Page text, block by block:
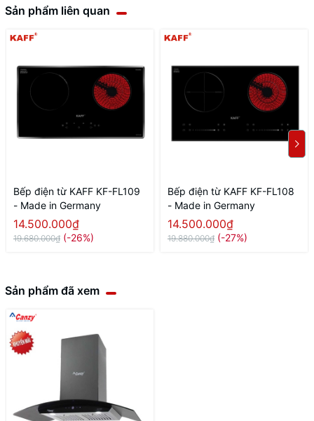
Sản phẩm liên quan
Bếp điện từ KAFF KF-FL109
- Made in Germany
14.500.000₫
19.680.000₫ (-26%)
Bếp điện từ KAFF KF-FL108
- Made in Germany
14.500.000₫
19.880.000₫ (-27%)
Sản phẩm đã xem